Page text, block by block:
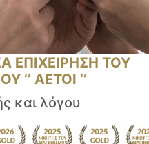
ΕΠΙΧΕΙΡΗΣΗ ΤΟΥ
‘’ ΑΕΤΟΙ ‘’
και λόγου